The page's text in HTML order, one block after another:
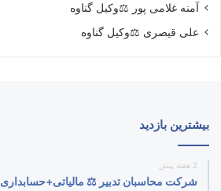
آمنه غلامی پور ⚖️وکیل گناوه
علی قیصری ⚖️وکیل گناوه
بیشترین بازدید
2 هفته پیش
شرکت محاسبان تدبیر ⚖️ مالیاتی+حسابداری